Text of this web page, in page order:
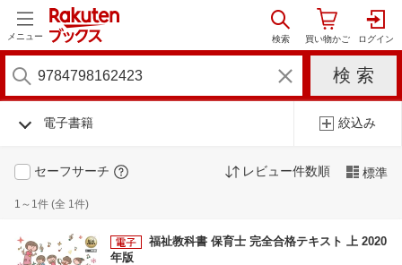
メニュー
電子書籍 絞込み
セーフサーチ レビュー件数順 標準
1～1件 (全 1件)
福祉教科書 保育士 完全合格テキスト 上 2020
年版